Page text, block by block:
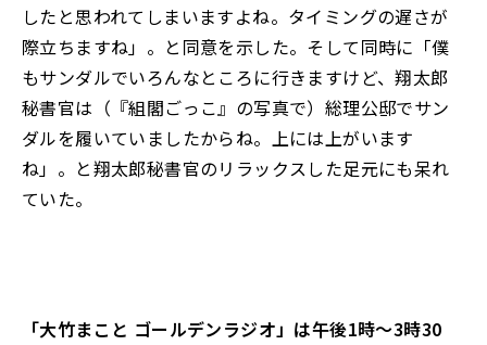
したと思われてしまいますよね。タイミングの遅さが
際立ちますね」。と同意を示した。そして同時に「僕
もサンダルでいろんなところに行きますけど、翔太郎
秘書官は（『組閣ごっこ』の写真で）総理公邸でサン
ダルを履いていましたからね。上には上がいます
ね」。と翔太郎秘書官のリラックスした足元にも呆れ
ていた。
「大竹まこと ゴールデンラジオ」は午後1時～3時30